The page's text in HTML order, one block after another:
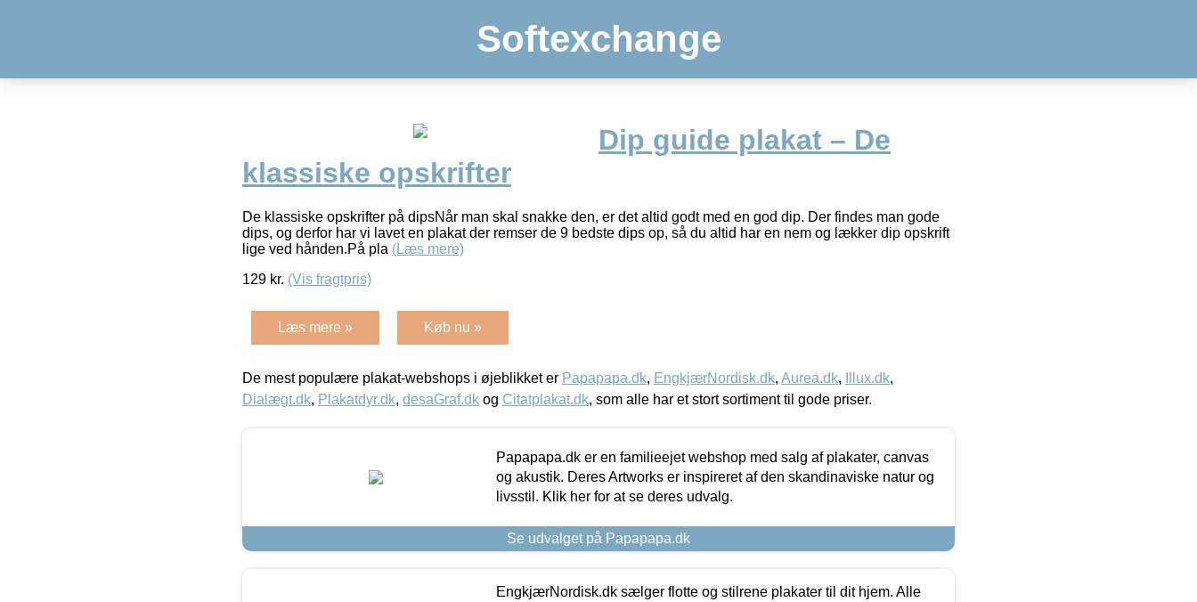
Softexchange
Dip guide plakat – De
klassiske opskrifter
De klassiske opskrifter på dipsNår man skal snakke den, er det altid godt med en god dip. Der findes man gode
dips, og derfor har vi lavet en plakat der remser de 9 bedste dips op, så du altid har en nem og lækker dip opskrift
lige ved hånden.På pla (Læs mere)
129 kr. (Vis fragtpris)
Læs mere » Køb nu »
De mest populære plakat-webshops i øjeblikket er Papapapa.dk, EngkjærNordisk.dk, Aurea.dk, Illux.dk,
Dialægt.dk, Plakatdyr.dk, desaGraf.dk og Citatplakat.dk, som alle har et stort sortiment til gode priser.
Papapapa.dk er en familieejet webshop med salg af plakater, canvas
og akustik. Deres Artworks er inspireret af den skandinaviske natur og
livsstil. Klik her for at se deres udvalg.
Se udvalget på Papapapa.dk
EngkjærNordisk.dk sælger flotte og stilrene plakater til dit hjem. Alle